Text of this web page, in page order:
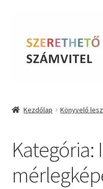
navigációhoz
tartalomba
BLOG
Tudástár
Kezdőlap Könyvelő
Kategória: